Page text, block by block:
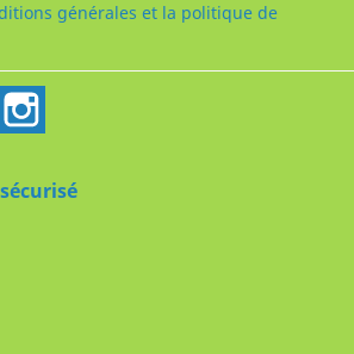
générales et la politique de
Instagram